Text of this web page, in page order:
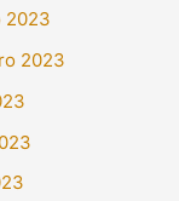
2023
2023